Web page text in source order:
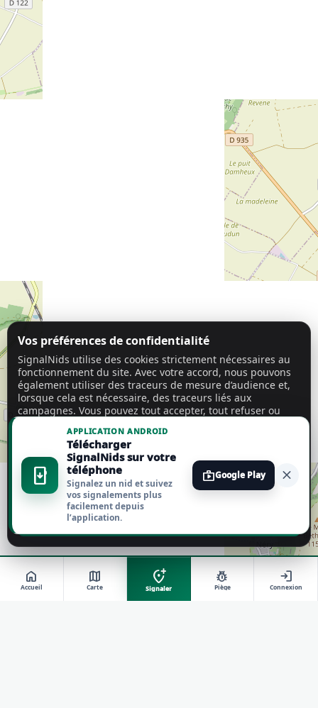
home
Accueil
map
Carte
add_location_alt
Signaler
pest_control
Piège
login
Connexion
install_mobile
APPLICATION ANDROID
Télécharger
SignalNids sur votre
téléphone
Signalez un nid et suivez
vos signalements plus
facilement depuis
l’application.
shopGoogle Play close
Vos préférences de confidentialité
SignalNids utilise des cookies strictement nécessaires au
fonctionnement du site. Avec votre accord, nous pouvons
également utiliser des traceurs de mesure d’audience et,
lorsque cela est nécessaire, des traceurs liés aux
campagnes. Vous pouvez tout accepter, tout refuser ou
Tout accepter
Tout refuser